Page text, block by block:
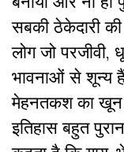
सबकी ठेकेदारी
लोग जो परजीवी,
भावनाओं से शून्य
मेहनतकश का खून
इतिहास बहुत